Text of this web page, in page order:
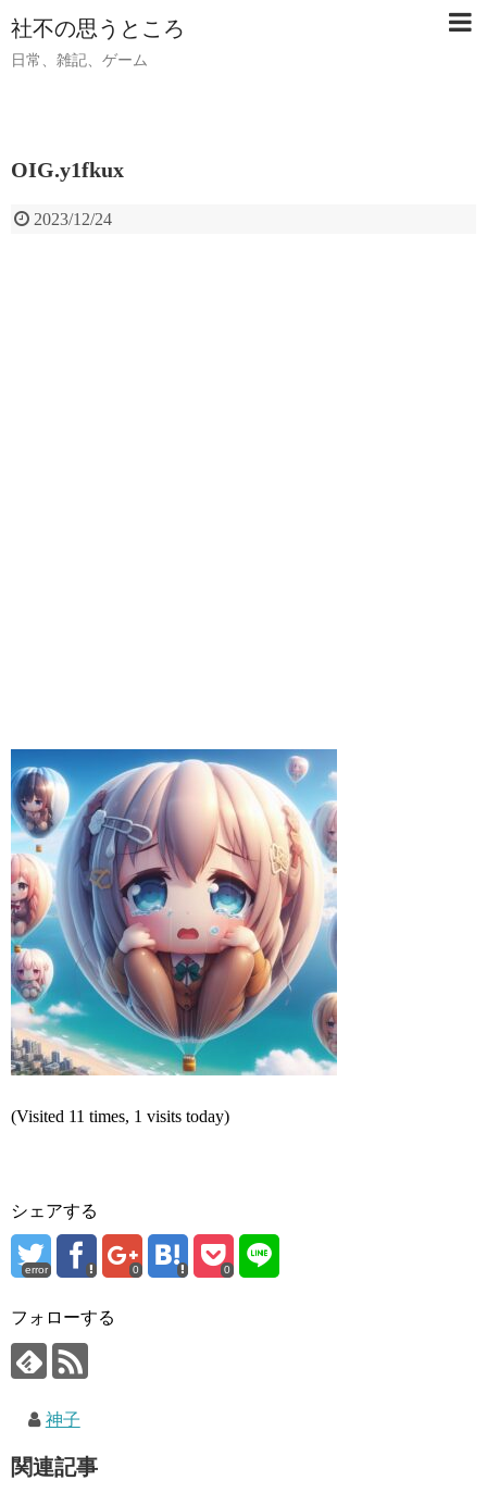
社不の思うところ
日常、雑記、ゲーム
OIG.y1fkux
2023/12/24
(Visited 11 times, 1 visits today)
シェアする
error 0 0
フォローする
神子
関連記事